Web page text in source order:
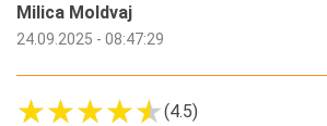
Milica Moldvaj
24.09.2025 - 08:47:29
(4.5)